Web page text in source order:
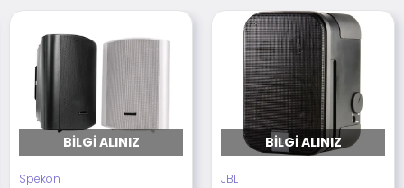
BILGI ALINIZ
Spekon
BILGI ALINIZ
JBL